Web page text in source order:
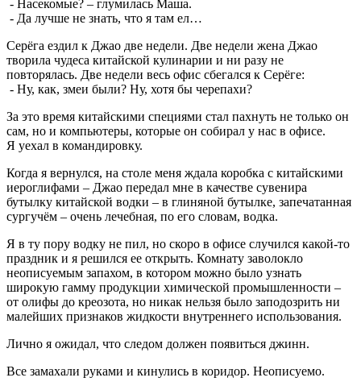
- Насекомые? – глумилась Маша.
- Да лучше не знать, что я там ел…
Серёга ездил к Джао две недели. Две недели жена Джао
творила чудеса китайской кулинарии и ни разу не
повторялась. Две недели весь офис сбегался к Серёге:
- Ну, как, змеи были? Ну, хотя бы черепахи?
За это время китайскими специями стал пахнуть не только он
сам, но и компьютеры, которые он собирал у нас в офисе.
Я уехал в командировку.
Когда я вернулся, на столе меня ждала коробка с китайскими
иероглифами – Джао передал мне в качестве сувенира
бутылку китайской водки – в глиняной бутылке, запечатанная
сургучём – очень лечебная, по его словам, водка.
Я в ту пору водку не пил, но скоро в офисе случился какой-то
праздник и я решился ее открыть. Комнату заволокло
неописуемым запахом, в котором можно было узнать
широкую гамму продукции химической промышленности –
от олифы до креозота, но никак нельзя было заподозрить ни
малейших признаков жидкости внутреннего использования.
Лично я ожидал, что следом должен появиться джинн.
Все замахали руками и кинулись в коридор. Неописуемо.